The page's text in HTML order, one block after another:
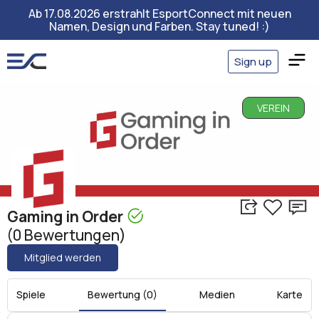
Ab 17.08.2026 erstrahlt EsportConnect mit neuen
Namen, Design und Farben. Stay tuned! :)
Sign up
VEREIN
Gaming in Order
(0 Bewertungen)
Mitglied werden
Spiele Bewertung (0) Medien Karte